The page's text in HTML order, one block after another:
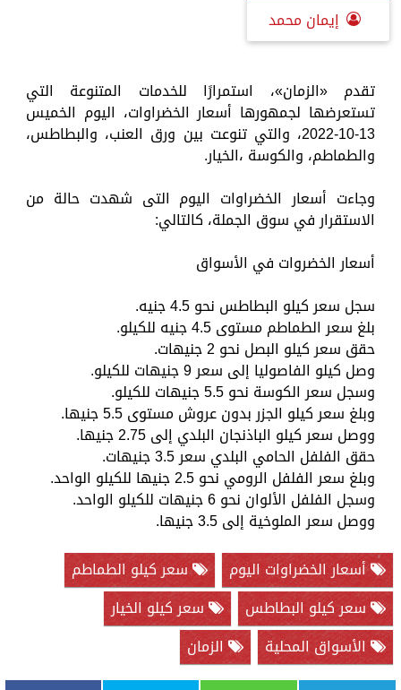
إيمان محمد
تقدم «الزمان»، استمرارًا للخدمات المتنوعة التي
تستعرضها لجمهورها أسعار الخضراوات، اليوم الخميس
13-10-2022، والتي تنوعت بين ورق العنب، والبطاطس،
والطماطم، والكوسة ،الخيار.
وجاءت أسعار الخضراوات اليوم التى شهدت حالة من
الاستقرار في سوق الجملة، كالتالي:
أسعار الخضروات في الأسواق
سجل سعر كيلو البطاطس نحو 4.5 جنيه.
بلغ سعر الطماطم مستوى 4.5 جنيه للكيلو.
حقق سعر كيلو البصل نحو 2 جنيهات.
وصل كيلو الفاصوليا إلى سعر 9 جنيهات للكيلو.
وسجل سعر الكوسة نحو 5.5 جنيهات للكيلو.
وبلغ سعر كيلو الجزر بدون عروش مستوى 5.5 جنيها.
ووصل سعر كيلو الباذنجان البلدي إلى 2.75 جنيها.
حقق الفلفل الحامي البلدي سعر 3.5 جنيهات.
وبلغ سعر الفلفل الرومي نحو 2.5 جنيها للكيلو الواحد.
وسجل الفلفل الألوان نحو 6 جنيهات للكيلو الواحد.
ووصل سعر الملوخية إلى 3.5 جنيها.
أسعار الخضراوات اليوم
سعر كيلو الطماطم
سعر كيلو البطاطس
سعر كيلو الخيار
الأسواق المحلية
الزمان